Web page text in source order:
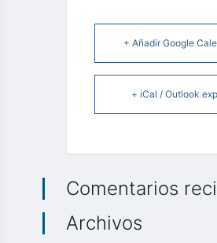
+ Añadir Google
+ iCal / Outlook
Comentarios
Archivos